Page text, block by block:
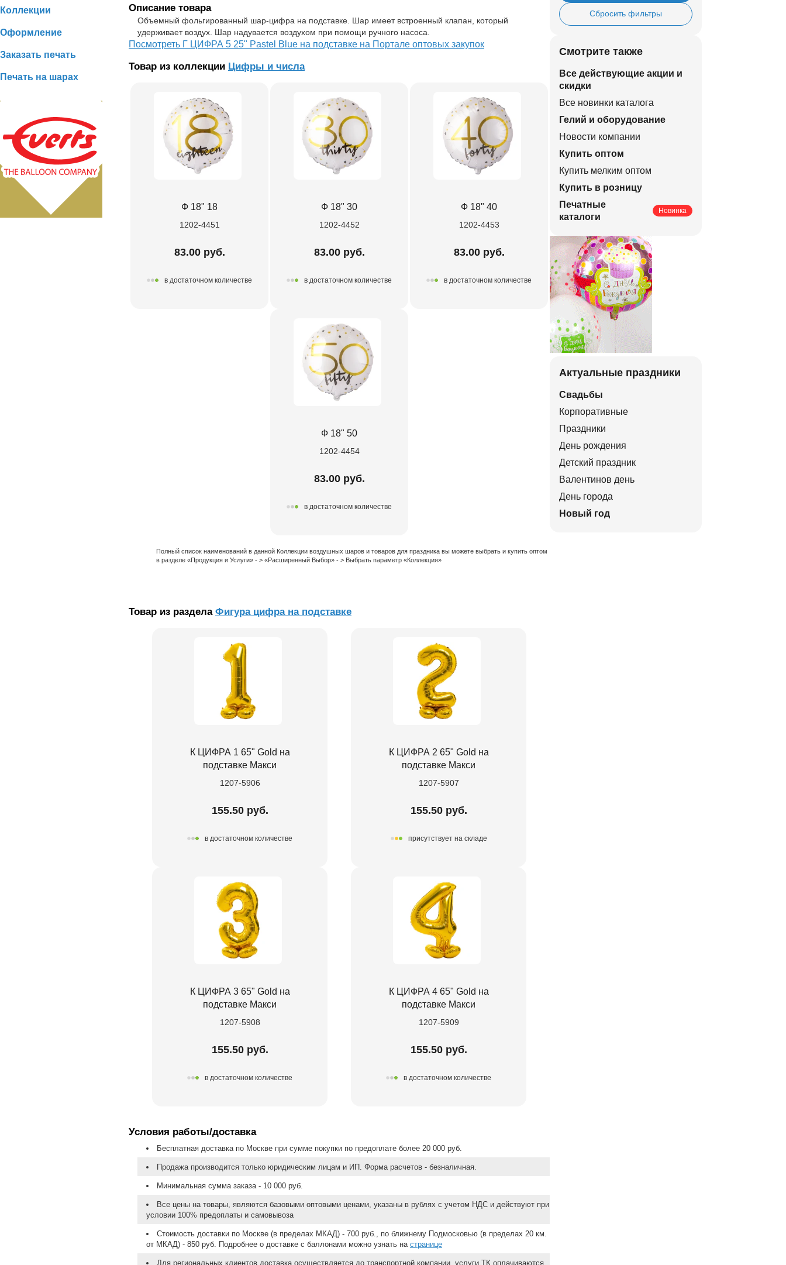
Коллекции
Оформление
Заказать печать
Печать на шарах
Описание товара
Объемный фольгированный шар-цифра на подставке. Шар имеет встроенный клапан, который
удерживает воздух. Шар надувается воздухом при помощи ручного насоса.
Посмотреть Г ЦИФРА 5 25" Pastel Blue на подставке на Портале оптовых закупок
Товар из коллекции Цифры и числа
Ф 18" 18
1202-4451
83.00 руб.
в достаточном количестве
Ф 18" 30
1202-4452
83.00 руб.
в достаточном количестве
Ф 18" 40
1202-4453
83.00 руб.
в достаточном количестве
Ф 18" 50
1202-4454
83.00 руб.
в достаточном количестве
Полный список наименований в данной Коллекции воздушных шаров и товаров для праздника вы можете выбрать и купить оптом
в разделе «Продукция и Услуги» - > «Расширенный Выбор» - > Выбрать параметр «Коллекция»
Товар из раздела Фигура цифра на подставке
К ЦИФРА 1 65" Gold на
подставке Макси
1207-5906
155.50 руб.
в достаточном количестве
К ЦИФРА 2 65" Gold на
подставке Макси
1207-5907
155.50 руб.
присутствует на складе
К ЦИФРА 3 65" Gold на
подставке Макси
1207-5908
155.50 руб.
в достаточном количестве
К ЦИФРА 4 65" Gold на
подставке Макси
1207-5909
155.50 руб.
в достаточном количестве
Условия работы/доставка
Бесплатная доставка по Москве при сумме покупки по предоплате более 20 000 руб.
Продажа производится только юридическим лицам и ИП. Форма расчетов - безналичная.
Минимальная сумма заказа - 10 000 руб.
Все цены на товары, являются базовыми оптовыми ценами, указаны в рублях с учетом НДС и действуют при
условии 100% предоплаты и самовывоза
Стоимость доставки по Москве (в пределах МКАД) - 700 руб., по ближнему Подмосковью (в пределах 20 км.
от МКАД) - 850 руб. Подробнее о доставке с баллонами можно узнать на странице
Для региональных клиентов доставка осуществляется до транспортной компании, услуги ТК оплачиваются
Сбросить фильтры
Смотрите также
Все действующие акции и
скидки
Все новинки каталога
Гелий и оборудование
Новости компании
Купить оптом
Купить мелким оптом
Купить в розницу
Печатные
каталоги
Новинка
Актуальные праздники
Свадьбы
Корпоративные
Праздники
День рождения
Детский праздник
Валентинов день
День города
Новый год